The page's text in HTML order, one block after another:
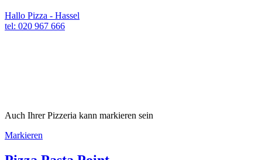
Hallo Pizza - Hassel
tel: 020 967 666
Auch Ihrer Pizzeria kann markieren sein
Markieren